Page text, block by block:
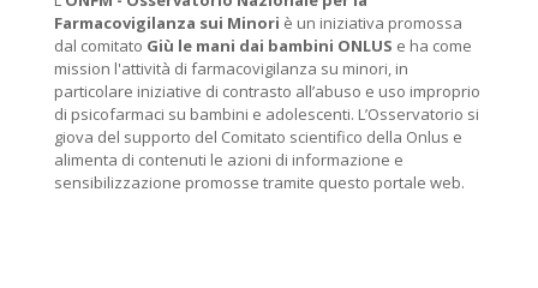
Farmacovigilanza sui Minori è un iniziativa promossa
dal comitato Giù le mani dai bambini ONLUS e ha come
mission l'attività di farmacovigilanza su minori, in
particolare iniziative di contrasto all’abuso e uso improprio
di psicofarmaci su bambini e adolescenti. L’Osservatorio si
giova del supporto del Comitato scientifico della Onlus e
alimenta di contenuti le azioni di informazione e
sensibilizzazione promosse tramite questo portale web.